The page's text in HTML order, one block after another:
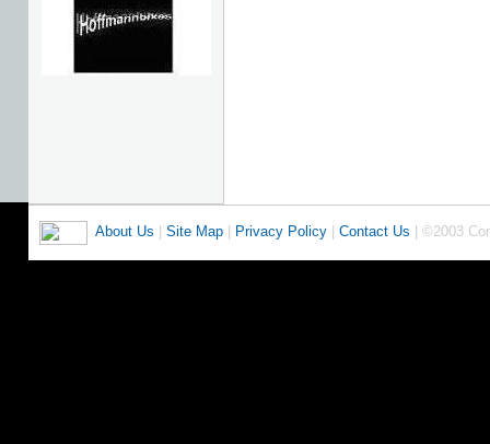
About Us Site Map Privacy Policy Contact Us | ©2003